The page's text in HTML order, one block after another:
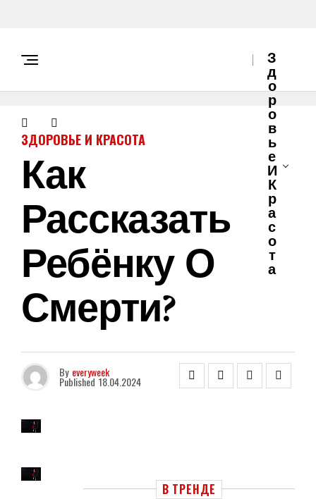
З
Д
О
Р
О
В
Ь
Е
И
К
Р
А
С
О
Т
А
ЗДОРОВЬЕ И КРАСОТА
Как
Рассказать
Ребёнку О
Смерти?
By everyweek
Published 18.04.2024
В ТРЕНДЕ